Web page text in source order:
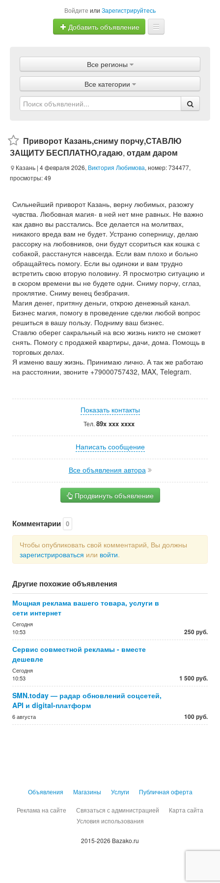
Войдите или Зарегистрируйтесь
Добавить объявление
Объявления
Магазины
Услуги
Все регионы
Все категории
Приворот Казань,сниму порчу,СТАВЛЮ
ЗАЩИТУ БЕСПЛАТНО,гадаю, отдам даром
Казань | 4 февраля 2026, Виктория Любимова, номер: 734477,
просмотры: 49
Сильнейший приворот Казань, верну любимых, разожгу
чувства. Любовная магия- в ней нет мне равных. Не важно
как давно вы расстались. Все делается на молитвах,
никакого вреда вам не будет. Устраню соперницу, делаю
рассорку на любовников, они будут ссориться как кошка с
собакой, расстанутся навсегда. Если вам плохо и больно
обращайтесь помогу. Если вы одиноки и вам трудно
встретить свою вторую половину. Я просмотрю ситуацию и
в скором времени вы не будете одни. Сниму порчу, сглаз,
проклятие. Сниму венец безбрачия.
Магия денег, притяну деньги, открою денежный канал.
Бизнес магия, помогу в проведение сделки любой вопрос
решиться в вашу пользу. Подниму ваш бизнес.
Ставлю оберег сакральный на всю жизнь никто не сможет
снять. Помогу с продажей квартиры, дачи, дома. Помощь в
торговых делах.
Я изменю вашу жизнь. Принимаю лично. А так же работаю
на расстоянии, звоните +79000757432, MAX, Telegram.
Показать контакты
Тел. 89x xxx xxxx
Написать сообщение
Все объявления автора
Продвинуть объявление
Комментарии 0
Чтобы опубликовать свой комментарий, Вы должны
зарегистрироваться или войти.
Другие похожие объявления
Мощная реклама вашего товара, услуги в
сети интернет
Сегодня
10:53
250 руб.
Сервис совместной рекламы - вместе
дешевле
Сегодня
10:53
1 500 руб.
SMN.today — радар обновлений соцсетей,
API и digital-платформ
6 августа 100 руб.
Объявления Магазины Услуги Публичная оферта
Реклама на сайте Связаться с администрацией
Карта сайта
Условия использования
2015-2026 Bazako.ru